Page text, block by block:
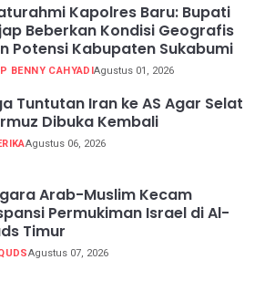
Kapolres Baru: Bupati
Beberkan Kondisi Geografis
Potensi Kabupaten Sukabumi
BENNY CAHYADIAgustus 01, 2026
Tuntutan Iran ke AS Agar Selat
Dibuka Kembali
Agustus 06, 2026
Arab-Muslim Kecam
Permukiman Israel di Al-
Timur
Agustus 07, 2026